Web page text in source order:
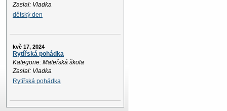
Zaslal: Vladka
dětský den
kvě 17, 2024
Rytířská pohádka
Kategorie: Mateřská škola
Zaslal: Vladka
Rytířská pohádka